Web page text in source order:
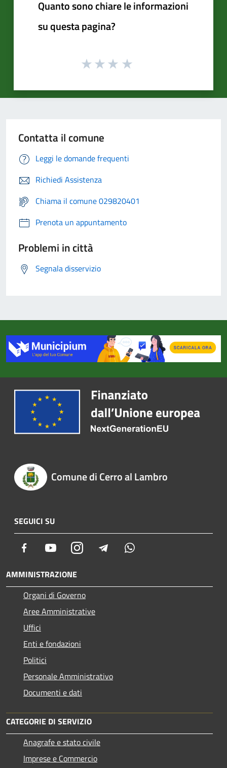
Quanto sono chiare le informazioni
su questa pagina?
Contatta il comune
Leggi le domande frequenti
Richiedi Assistenza
Chiama il comune 029820401
Prenota un appuntamento
Problemi in città
Segnala disservizio
Comune di Cerro al Lambro
SEGUICI SU
Facebook YoutubeInstagram Telegram
AMMINISTRAZIONE
Organi di Governo
Aree Amministrative
Uffici
Enti e fondazioni
Politici
Personale Amministrativo
Documenti e dati
CATEGORIE DI SERVIZIO
Anagrafe e stato civile
Imprese e Commercio